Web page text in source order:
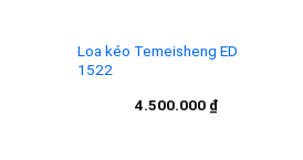
Loa kéo Temeisheng ED
1522
4.500.000 ₫